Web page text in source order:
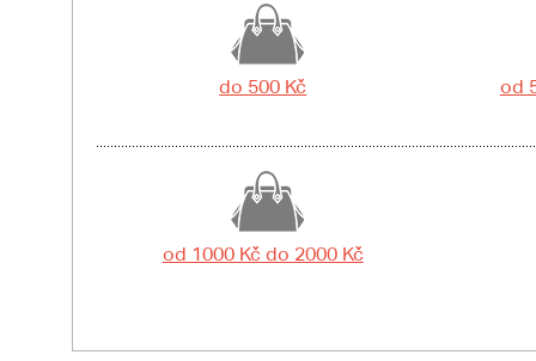
do 500 Kč od
od 1000 Kč do 2000 Kč